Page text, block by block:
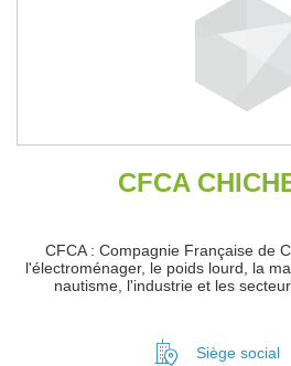
CFCA
CFCA : Compagnie Française de
l'électroménager, le poids lourd, la
nautisme, l'industrie et les
Siège social